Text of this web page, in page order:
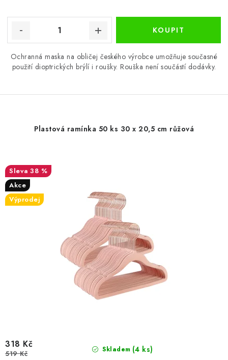
Ochranná maska na obličej českého výrobce umožňuje současné
použití dioptrických brýlí i roušky. Rouška není součástí dodávky.
Plastová ramínka 50 ks 30 x 20,5 cm růžová
38 %
Akce
Výprodej
Skladem (4 ks)
318 Kč
519 Kč